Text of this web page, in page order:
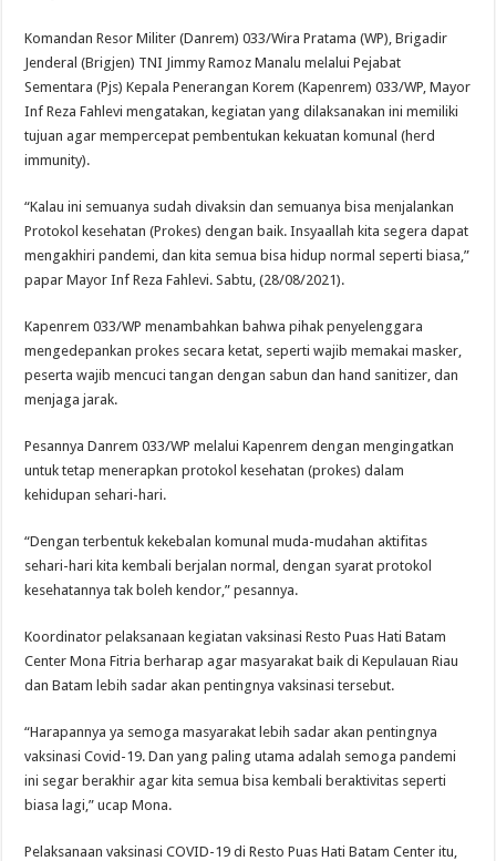
Komandan Resor Militer (Danrem) 033/Wira Pratama (WP), Brigadir
Jenderal (Brigjen) TNI Jimmy Ramoz Manalu melalui Pejabat
Sementara (Pjs) Kepala Penerangan Korem (Kapenrem) 033/WP, Mayor
Inf Reza Fahlevi mengatakan, kegiatan yang dilaksanakan ini memiliki
tujuan agar mempercepat pembentukan kekuatan komunal (herd
immunity).
“Kalau ini semuanya sudah divaksin dan semuanya bisa menjalankan
Protokol kesehatan (Prokes) dengan baik. Insyaallah kita segera dapat
mengakhiri pandemi, dan kita semua bisa hidup normal seperti biasa,”
papar Mayor Inf Reza Fahlevi. Sabtu, (28/08/2021).
Kapenrem 033/WP menambahkan bahwa pihak penyelenggara
mengedepankan prokes secara ketat, seperti wajib memakai masker,
peserta wajib mencuci tangan dengan sabun dan hand sanitizer, dan
menjaga jarak.
Pesannya Danrem 033/WP melalui Kapenrem dengan mengingatkan
untuk tetap menerapkan protokol kesehatan (prokes) dalam
kehidupan sehari-hari.
“Dengan terbentuk kekebalan komunal muda-mudahan aktifitas
sehari-hari kita kembali berjalan normal, dengan syarat protokol
kesehatannya tak boleh kendor,” pesannya.
Koordinator pelaksanaan kegiatan vaksinasi Resto Puas Hati Batam
Center Mona Fitria berharap agar masyarakat baik di Kepulauan Riau
dan Batam lebih sadar akan pentingnya vaksinasi tersebut.
“Harapannya ya semoga masyarakat lebih sadar akan pentingnya
vaksinasi Covid-19. Dan yang paling utama adalah semoga pandemi
ini segar berakhir agar kita semua bisa kembali beraktivitas seperti
biasa lagi,” ucap Mona.
Pelaksanaan vaksinasi COVID-19 di Resto Puas Hati Batam Center itu,